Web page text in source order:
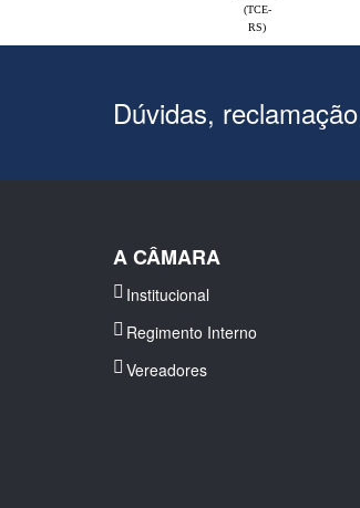
(TCE-
RS)
Dúvidas,
A CÂMARA
Institucional
Regimento Interno
Vereadores